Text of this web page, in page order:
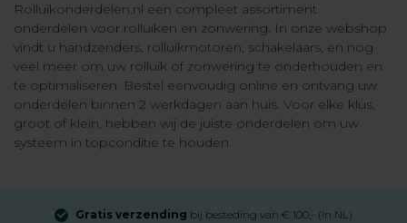
Rolluikonderdelen.nl een compleet assortiment
onderdelen voor rolluiken en zonwering. In onze webshop
vindt u handzenders, rolluikmotoren, schakelaars, en nog
veel meer om uw rolluik of zonwering te onderhouden en
te optimaliseren. Bestel eenvoudig online en ontvang uw
onderdelen binnen 2 werkdagen aan huis. Voor elke klus,
groot of klein, hebben wij de juiste onderdelen om uw
systeem in topconditie te houden.
Gratis verzending bij besteding van € 100,- (in NL)